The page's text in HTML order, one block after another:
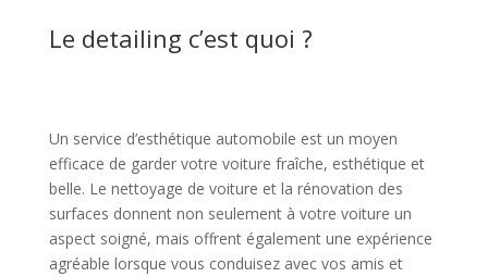
Le detailing c’est quoi ?
Un service d’esthétique automobile est un moyen
efficace de garder votre voiture fraîche, esthétique et
belle. Le nettoyage de voiture et la rénovation des
surfaces donnent non seulement à votre voiture un
aspect soigné, mais offrent également une expérience
agréable lorsque vous conduisez avec vos amis et